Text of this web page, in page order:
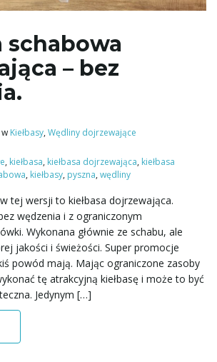
schabowa
– bez
w Kiełbasy,Wędliny dojrzewające
, kiełbasa, kiełbasa dojrzewająca, kiełbasa
, kiełbasy, pyszna,wędliny
tej wersji to kiełbasa dojrzewająca.
wędzenia i z ograniczonym
Wykonana głównie ze schabu, ale
jakości i świeżości. Super promocje
powód mają. Mając ograniczone zasoby
tę atrakcyjną kiełbasę i może to być
Jedynym […]